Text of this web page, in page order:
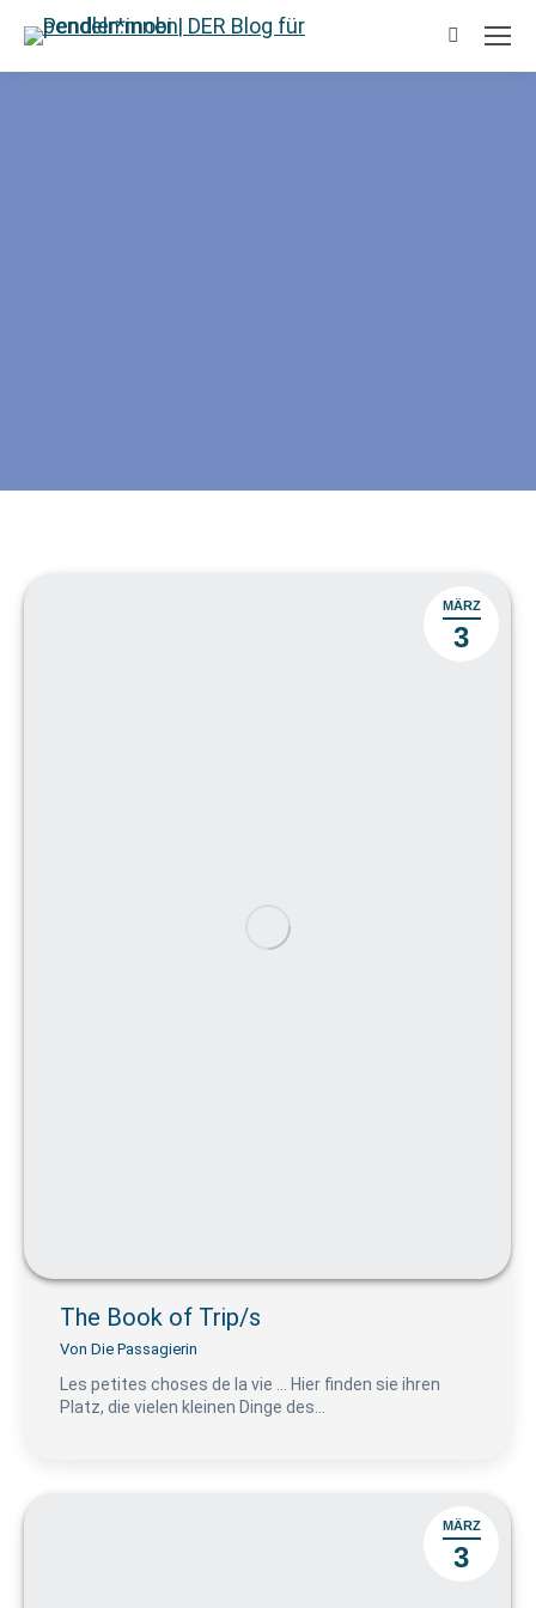
Search:
MÄRZ
3
The Book of Trip/s
Von Die Passagierin
Les petites choses de la vie … Hier finden sie ihren
Platz, die vielen kleinen Dinge des…
MÄRZ
3